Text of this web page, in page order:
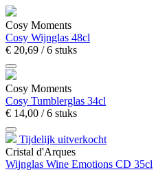
Cosy Moments
Cosy Wijnglas 48cl
€ 20,69 / 6 stuks
Cosy Moments
Cosy Tumblerglas 34cl
€ 14,00 / 6 stuks
Tijdelijk uitverkocht
Cristal d'Arques
Wijnglas Wine Emotions CD 35cl